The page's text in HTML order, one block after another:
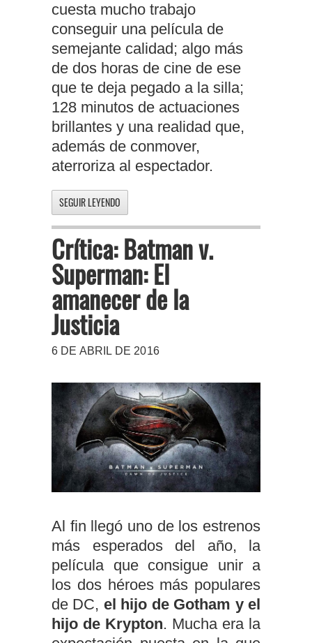
cuesta mucho trabajo
conseguir una película de
semejante calidad; algo más
de dos horas de cine de ese
que te deja pegado a la silla;
128 minutos de actuaciones
brillantes y una realidad que,
además de conmover,
aterroriza al espectador.
SEGUIR LEYENDO
Crítica: Batman v.
Superman: El
amanecer de la
Justicia
6 DE ABRIL DE 2016
Al fin llegó uno de los estrenos
más esperados del año, la
película que consigue unir a
los dos héroes más populares
de DC, el hijo de Gotham y el
hijo de Krypton. Mucha era la